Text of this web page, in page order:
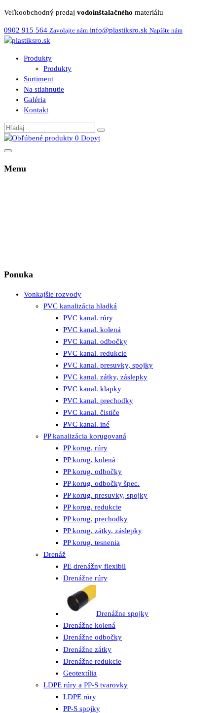
Veľkoobchodný predaj vodoinštalačného materiálu
0902 915 564 Zavolajte nám info@plastiksro.sk Napíšte nám
Produkty
Produkty
Sortiment
Na stiahnutie
Galéria
Kontakt
0 Dopyt
Menu
Ponuka
Vonkajšie rozvody
PVC kanalizácia hladká
PVC kanal. rúry
PVC kanal. kolená
PVC kanal. odbočky
PVC kanal. redukcie
PVC kanal. presuvky, spojky
PVC kanal. zátky, záslepky
PVC kanal. klapky
PVC kanal. prechodky
PVC kanal. čističe
PVC kanal. iné
PP kanalizácia korugovaná
PP korug. rúry
PP korug. kolená
PP korug. odbočky
PP korug. odbočky špec.
PP korug. presuvky, spojky
PP korug. redukcie
PP korug. prechodky
PP korug. zátky, záslepky
PP korug. tesnenia
Drenáž
PE drenážny flexibil
Drenážne rúry
Drenážne spojky
Drenážne kolená
Drenážne odbočky
Drenážne zátky
Drenážne redukcie
Geotextília
LDPE rúry a PP-S tvarovky
LDPE rúry
PP-S spojky